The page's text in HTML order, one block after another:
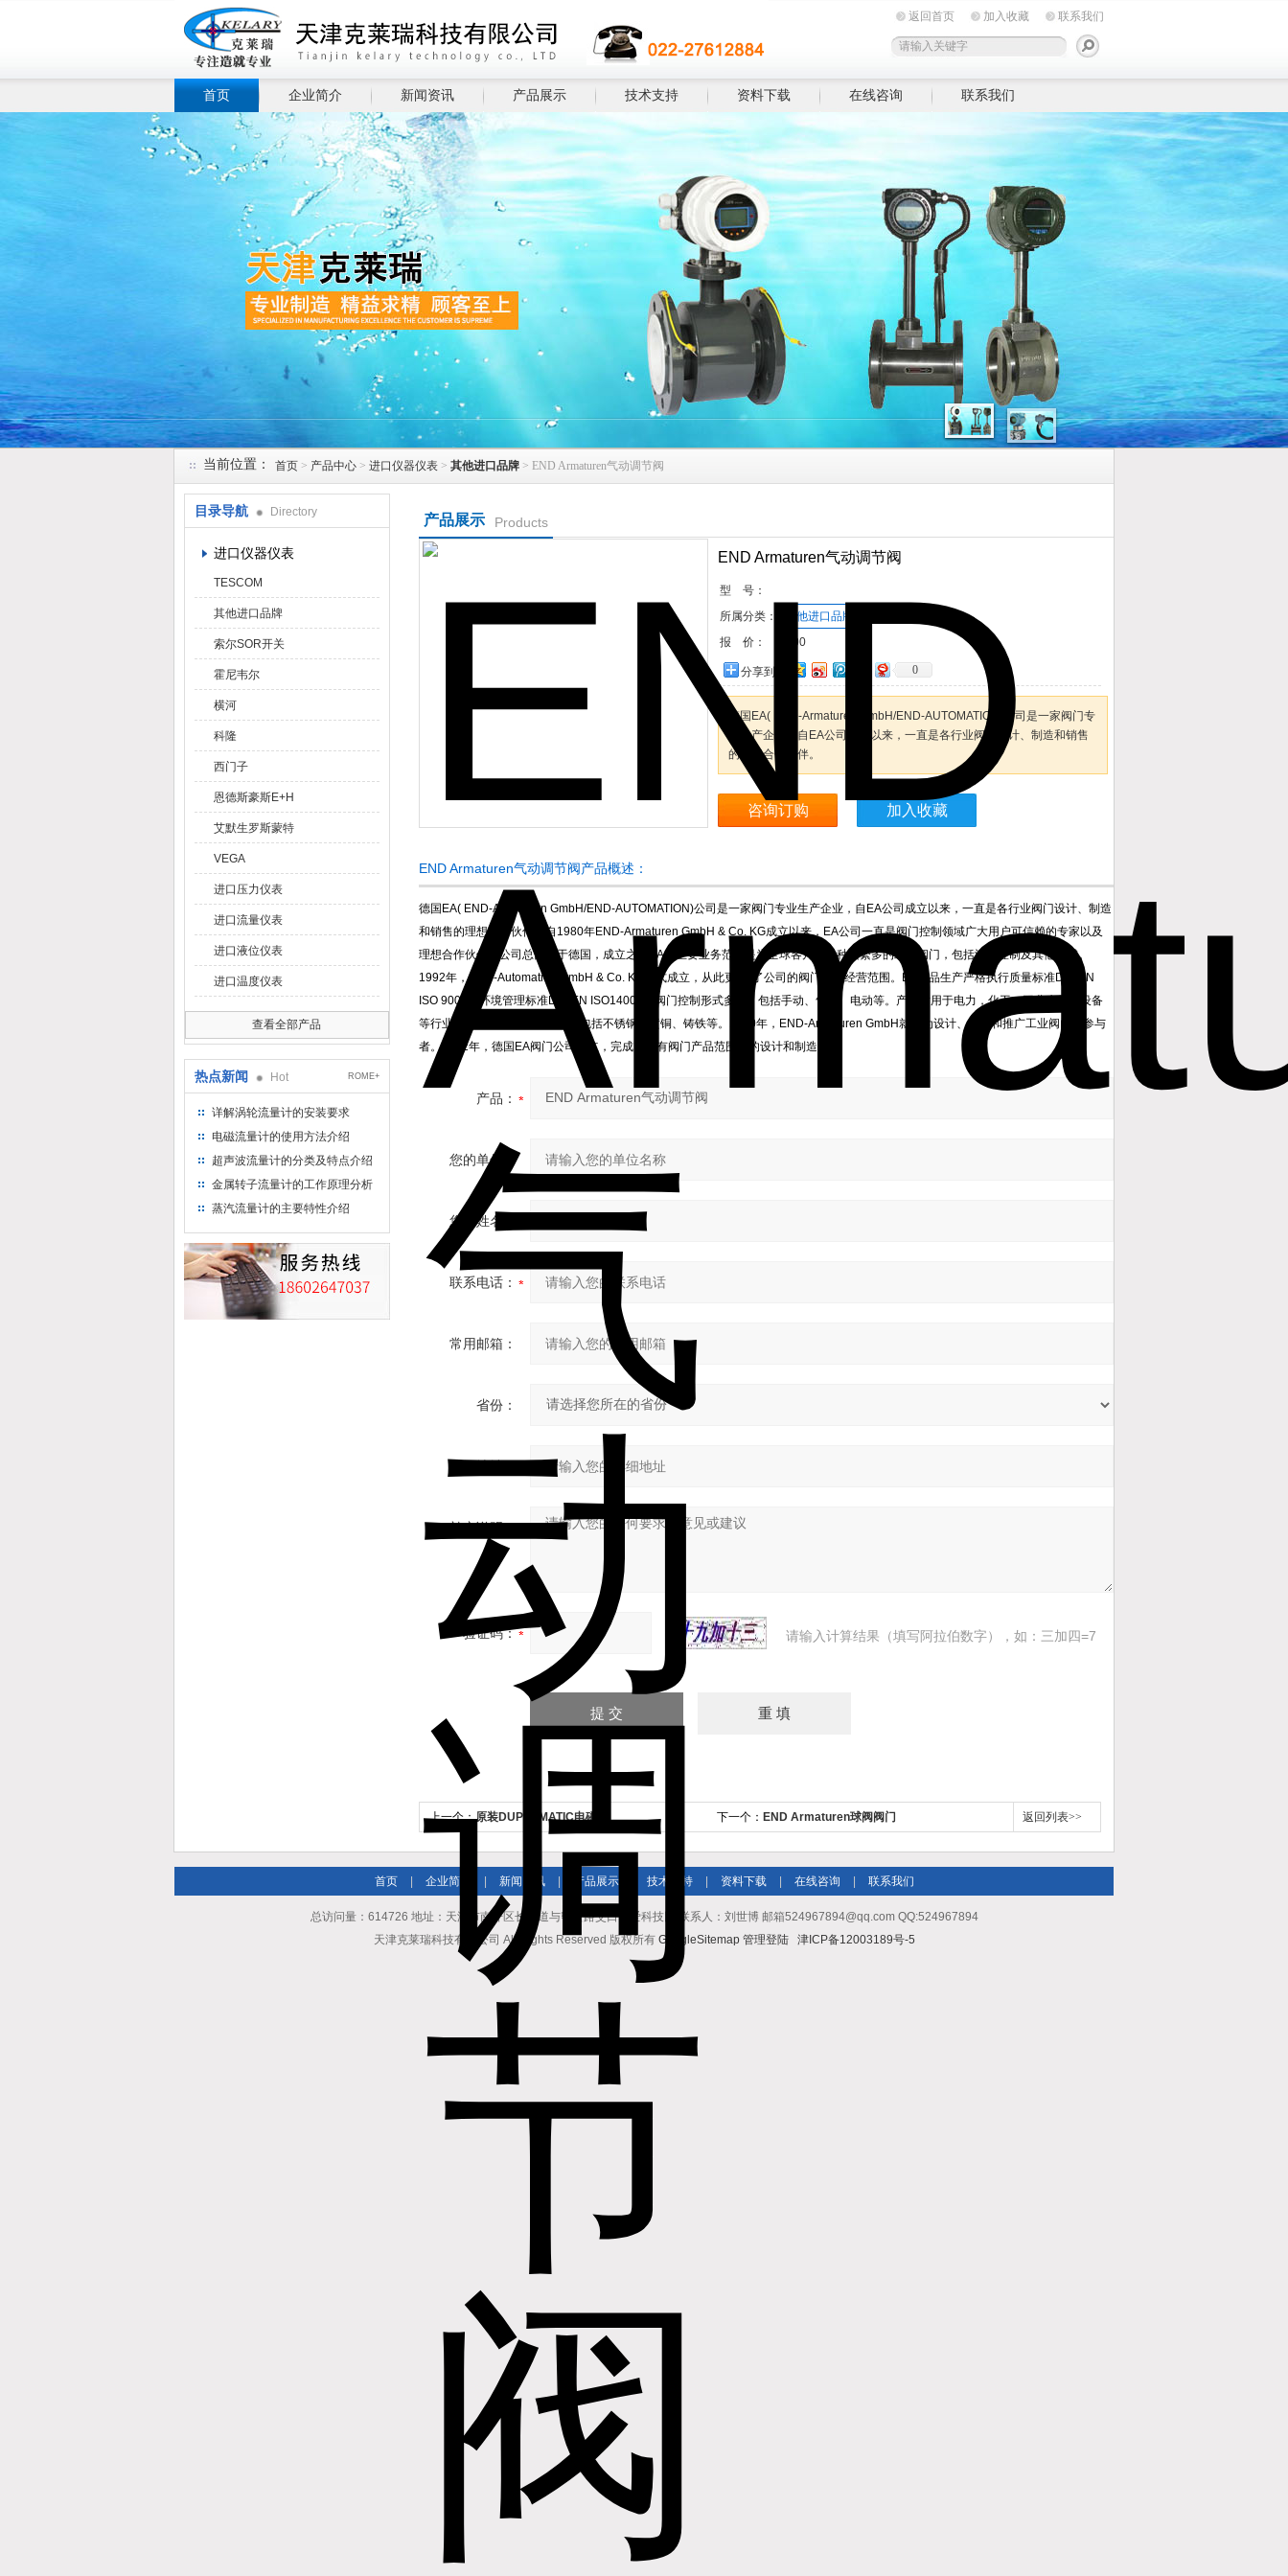
返回首页 加入收藏 联系我们
首页 企业简介 新闻资讯 产品展示 技术支持 资料下载 在线咨询 联系我们
当前位置： 首页 > 产品中心 > 进口仪器仪表 > 其他进口品牌 > END Armaturen气动调节阀
目录导航 Directory
进口仪器仪表
TESCOM
其他进口品牌
索尔SOR开关
霍尼韦尔
横河
科隆
西门子
恩德斯豪斯E+H
艾默生罗斯蒙特
VEGA
进口压力仪表
进口流量仪表
进口液位仪表
进口温度仪表
查看全部产品
热点新闻 Hot ROME+
详解涡轮流量计的安装要求
电磁流量计的使用方法介绍
超声波流量计的分类及特点介绍
金属转子流量计的工作原理分析
蒸汽流量计的主要特性介绍
产品展示 Products
END Armaturen气动调节阀
型 号：
所属分类：
其他进口品牌
报 价：
1000
分享到： 0
德国EA( END-Armaturen GmbH/END-AUTOMATION)公司是一家阀门专
业生产企业，自EA公司成立以来，一直是各行业阀门设计、制造和销售
的理想合作伙伴。
咨询订购 加入收藏
END Armaturen气动调节阀产品概述：
德国EA( END-Armaturen GmbH/END-AUTOMATION)公司是一家阀门专业生产企业，自EA公司成立以来，一直是各行业阀门设计、制造
和销售的理想合作伙伴。自1980年END-Armaturen GmbH & Co. KG成立以来，EA公司一直是阀门控制领域广大用户可信赖的专家以及
理想合作伙伴，公司总部设于德国，成立之初EA的主要业务范围是为全球客户提供种类繁多的工业阀门，包括流体控制及其他领域。
1992年，END-Automation GmbH & Co. KG正式成立，从此更加*了公司的阀门产品经营范围。EA产品生产严格执行质量标准DIN EN
ISO 9001和环境管理标准DIN EN ISO14001。阀门控制形式多样，包括手动、气动、电动等。产品适用于电力，化工，工业水处理设备
等行业。阀体由多种材质构成，包括不锈钢、黄铜、铸铁等。1980年，END-Armaturen GmbH就成为设计、制造和推广工业阀门的参与
者。1992年，德国EA阀门公司成立，完成了所有阀门产品范围内的设计和制造。
产品：
您的单位：
您的姓名：
联系电话：
常用邮箱：
省份：
补充说明：
验证码： 请输入计算结果（填写阿拉伯数字），如：三加四=7
上一个：原装DUPLOMATIC电磁阀 下一个： END Armaturen球阀阀门 返回列表>>
首页 企业简介 新闻资讯 产品展示 技术支持 资料下载 在线咨询 联系我们
总访问量：614726 地址：天津市南开区长江道与密云路交口博爱科技园 联系人：刘世博 邮箱524967894@qq.com QQ:524967894
天津克莱瑞科技有限公司 All Rights Reserved 版权所有 GoogleSitemap 管理登陆 津ICP备12003189号-5